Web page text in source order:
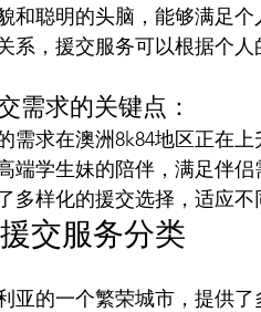
和聪明的头脑，能够满足
需求的关键点：
需求在澳洲8k84地区正在上
端学生妹的陪伴，满足伴
多样化的援交选择，适应
交服务分类
亚的一个繁荣城市，提供